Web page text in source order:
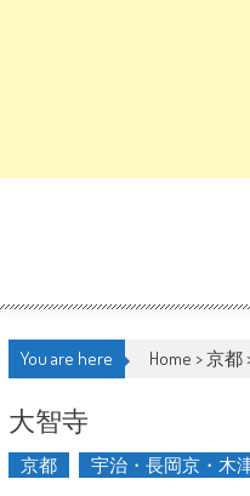
You are here Home >京都
大智寺
京都 宇治・長岡京・木